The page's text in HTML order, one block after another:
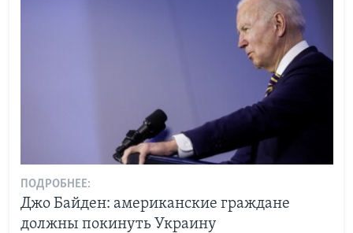
ПОДРОБНЕЕ:
Джо Байден: американские граждане
должны покинуть Украину